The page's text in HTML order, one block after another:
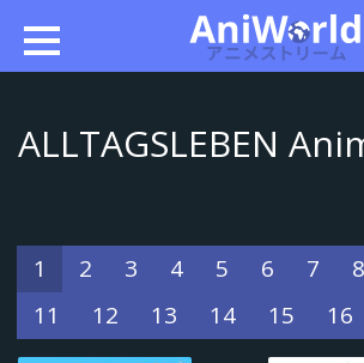
ALLTAGSLEBEN
1 2 3 4 5 6 7 8
11
12 13 14 15 16